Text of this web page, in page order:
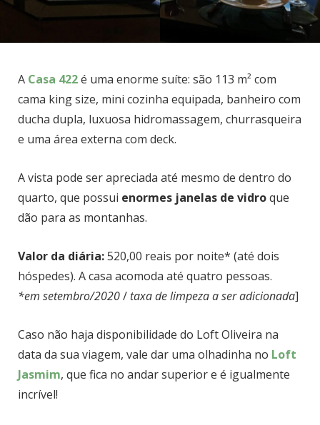
A Casa 422é uma enorme suíte: são 113 m² com
cama king size, mini cozinha equipada, banheiro com
ducha dupla, luxuosa hidromassagem, churrasqueira
e uma área externa com deck.
A vista pode ser apreciada até mesmo de dentro do
quarto, que possui enormes janelas de vidroque
dão para as montanhas.
Valor da diária:520,00 reais por noite* (até dois
hóspedes). A casa acomoda até quatro pessoas.
*em setembro/2020/ taxa de limpeza a ser adicionada]
Caso não haja disponibilidade do Loft Oliveira na
data da sua viagem, vale dar uma olhadinha no Loft
Jasmim, que fica no andar superior e é igualmente
incrível!